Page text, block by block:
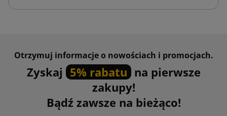
Otrzymuj informacje o nowościach i promocjach.
Zyskaj 5% rabatu na pierwsze
zakupy!
Bądź zawsze na bieżąco!